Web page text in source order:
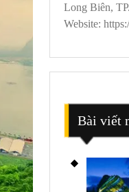
Long Biên,
Website:
Bài viết